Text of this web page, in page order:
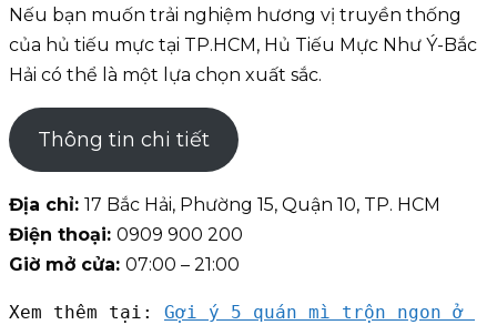
Nếu bạn muốn trải nghiệm hương vị truyền thống
của hủ tiếu mực tại TP.HCM, Hủ Tiếu Mực Như Ý-Bắc
Hải có thể là một lựa chọn xuất sắc.
Thông tin chi tiết
Địa chỉ: 17 Bắc Hải, Phường 15, Quận 10, TP. HCM
Điện thoại: 0909 900 200
Giờ mở cửa: 07:00 – 21:00
Xem thêm tại: Gợi ý 5 quán mì trộn ngon ở